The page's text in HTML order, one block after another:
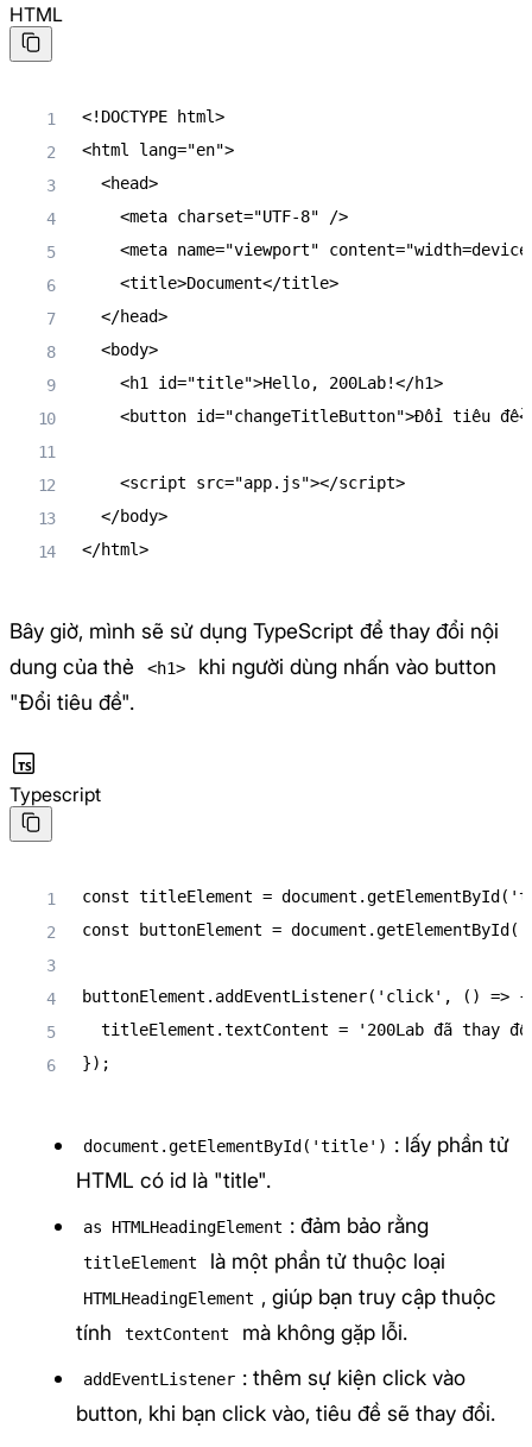
HTML
<! DOCTYPE html>
<html lang="en">
<head>
<meta charset="UTF-8"
/>
<meta name="viewport" content="
<title>Document</title>
</head>
<body>
<h1 id="title">Hello, 200Lab!</h1>
<button id="changeTitleButton">Đổi tiêu đề
<script src="app.js"></script>
</body>
</html>
Bây giờ, mình sẽ sử dụng TypeScript để thay đổi nội
dung của thẻ
<h1>
khi người dùng nhấn vào button
"Đổi tiêu đề".
Typescript
const titleElement = document .getElementById (
const buttonElement = document .getElementById (
buttonElement . addEventListener( 'click' , ( ) => {
  titleElement
.textContent =
'200Lab đã thay
}) ;
document.getElementById('title') : lấy phần tử
HTML có id là "title".
as HTMLHeadingElement : đảm bảo rằng
titleElement là một phần tử thuộc loại
HTMLHeadingElement , giúp bạn truy cập thuộc
tính
textContent mà không gặp lỗi.
addEventListener : thêm sự kiện click vào
button, khi bạn click vào, tiêu đề sẽ thay đổi.